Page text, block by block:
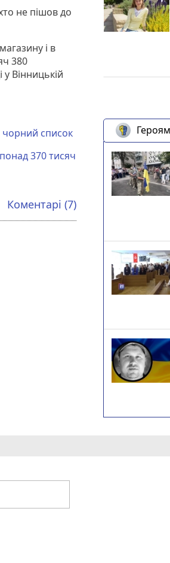
не пішов до
і в
380
Вінницькій
чорний список
370 тисяч
Коментарі (7)